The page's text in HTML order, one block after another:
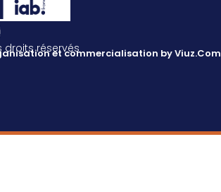
droits réservéset commercialisation by Viuz.Com